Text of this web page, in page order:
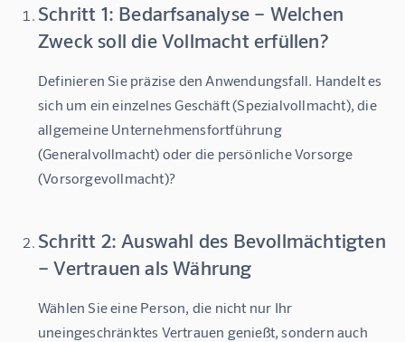
Schritt 1: Bedarfsanalyse – Welchen
Zweck soll die Vollmacht erfüllen?
Definieren Sie präzise den Anwendungsfall. Handelt es
sich um ein einzelnes Geschäft (Spezialvollmacht), die
allgemeine Unternehmensfortführung
(Generalvollmacht) oder die persönliche Vorsorge
(Vorsorgevollmacht)?
Schritt 2: Auswahl des Bevollmächtigten
– Vertrauen als Währung
Wählen Sie eine Person, die nicht nur Ihr
uneingeschränktes Vertrauen genießt, sondern auch